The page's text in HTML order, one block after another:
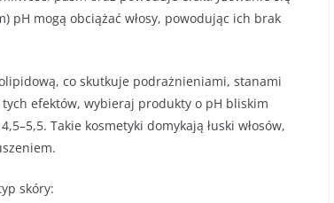
pH mogą obciążać włosy, powodując ich brak
co skutkuje podrażnieniami, stanami
efektów, wybieraj produkty o pH bliskim
Takie kosmetyki domykają łuski włosów,
skóry: